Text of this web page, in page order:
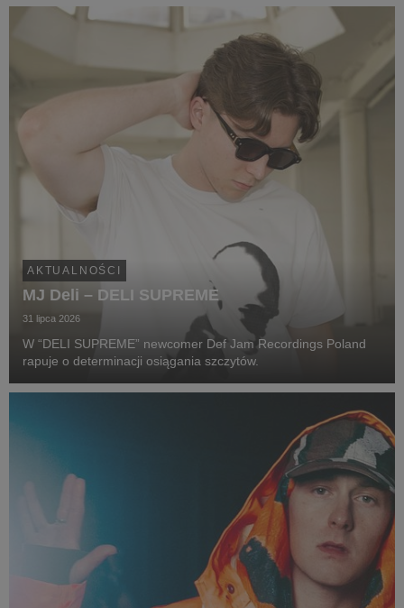
AKTUALNOŚCI
MJ Deli – DELI SUPREME
31 lipca 2026
W “DELI SUPREME” newcomer Def Jam Recordings Poland
rapuje o determinacji osiągania szczytów.